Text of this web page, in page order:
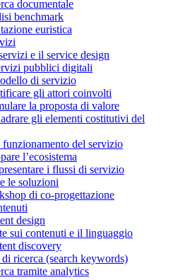
documentale
benchmark
euristica
e il service design
pubblici digitali
di servizio
gli attori coinvolti
la proposta di valore
gli elementi costitutivi del
del servizio
l’ecosistema
i flussi di servizio
le soluzioni
di co-progettazione
design
sui contenuti e il linguaggio
discovery
ricerca (search keywords)
tramite analytics